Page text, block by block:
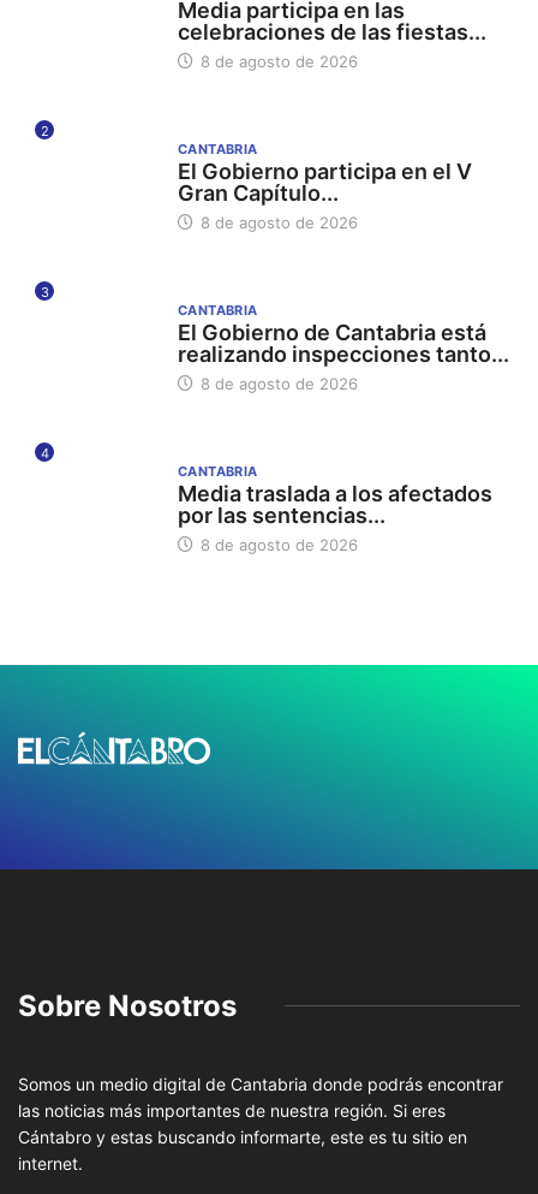
Media participa en las
celebraciones de las fiestas...
8 de agosto de 2026
2
CANTABRIA
El Gobierno participa en el V
Gran Capítulo...
8 de agosto de 2026
3
CANTABRIA
El Gobierno de Cantabria está
realizando inspecciones tanto...
8 de agosto de 2026
4
CANTABRIA
Media traslada a los afectados
por las sentencias...
8 de agosto de 2026
Sobre Nosotros
Somos un medio digital de Cantabria donde podrás encontrar
las noticias más importantes de nuestra región. Si eres
Cántabro y estas buscando informarte, este es tu sitio en
internet.